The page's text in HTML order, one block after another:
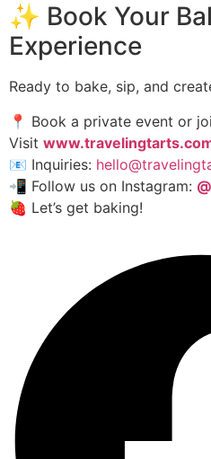
✨ Book Your
Experience
Ready to bake, sip, and
📍 Book a private event or
Visit
📧 Inquiries:
📲 Follow us on Instagram:
🍓 Let’s get baking!